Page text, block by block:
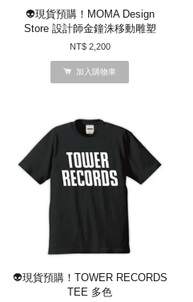
👽現貨預購！MOMA Design
Store 設計師金鐘洙移動雕塑
NT$ 2,200
加入購物車
👽現貨預購！TOWER RECORDS
TEE 多色